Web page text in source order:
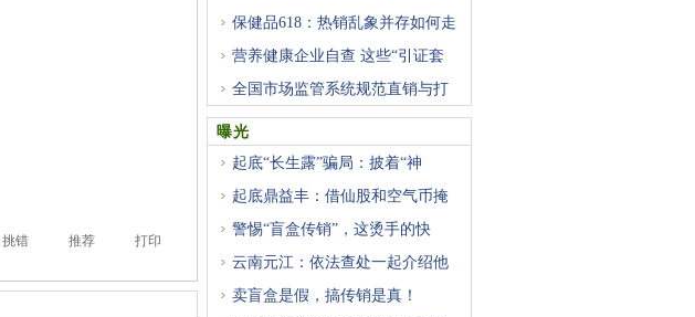
挑错 推荐 打印
保健品618：热销乱象并存如何走
营养健康企业自查 这些“引证套
全国市场监管系统规范直销与打
曝光
起底“长生露”骗局：披着“神
起底鼎益丰：借仙股和空气币掩
警惕“盲盒传销”，这烫手的快
云南元江：依法查处一起介绍他
卖盲盒是假，搞传销是真！